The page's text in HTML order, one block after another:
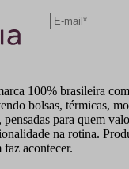
100% brasileira
bolsas, térmicas,
para quem
na rotina.
acontecer.